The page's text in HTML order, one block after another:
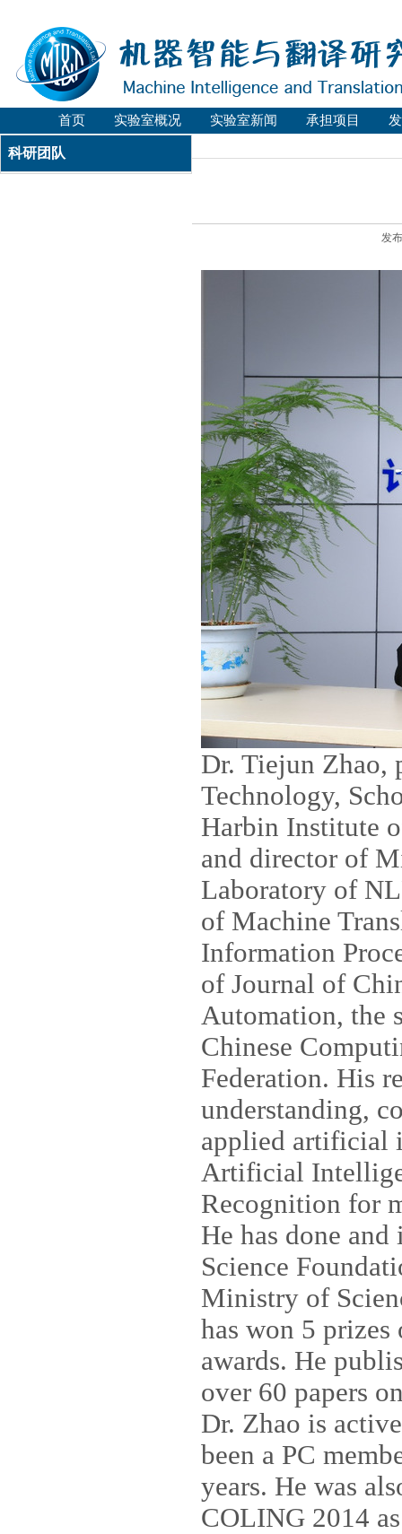
首页 实验室概况 实验室新闻 承担项目
科研团队
发
Dr. Tiejun Zhao,
Technology,
Harbin Institute
and director of
Laboratory of
of Machine
Information
of Journal of
Automation, the
Chinese
Federation. His
understanding,
applied artificial
Artificial
Recognition for
He has done
Science
Ministry of
has won 5
awards. He
over 60 papers
Dr. Zhao is
been a PC
years. He was
COLING 2014